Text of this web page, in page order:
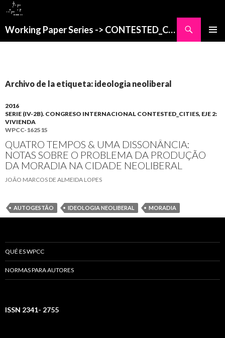
Working Paper Series -> CONTESTED_CITIES
Archivo de la etiqueta: ideologia neoliberal
2016
SERIE (IV-2B). CONGRESO INTERNACIONAL CONTESTED_CITIES, EJE 2:
VIVIENDA
WPCC-162515
QUATRO TEMPOS & UMA DISSONÂNCIA:
NOTAS SOBRE O PROBLEMA DA PRODUÇÃO
DA MORADIA NA CIDADE NEOLIBERAL
JOÃO MARCOS DE ALMEIDA LOPES
AUTOGESTÃO IDEOLOGIA NEOLIBERAL MORADIA
QUÉ ES WPCC
NORMAS PARA AUTORES
ISSN 2341- 2755